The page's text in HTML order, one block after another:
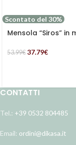
Scontato del 30%
Mensola “Siros” in
53.99€ 37.79€
CONTATTI
Tel.: +39 0532 804485
Email: ordini@dikasa.it